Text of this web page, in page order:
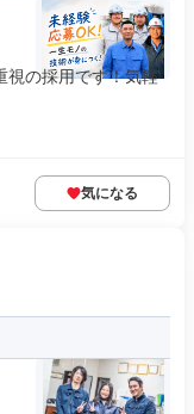
視の採用です！気軽
気になる